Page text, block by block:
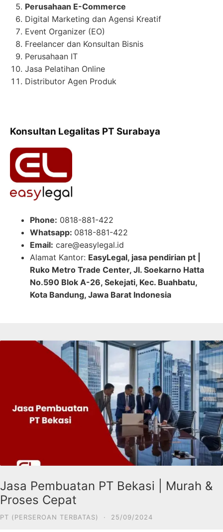
Perusahaan E-Commerce
Digital Marketing dan Agensi Kreatif
Event Organizer (EO)
Freelancer dan Konsultan Bisnis
Perusahaan IT
Jasa Pelatihan Online
Distributor Agen Produk
Konsultan Legalitas PT Surabaya
Phone: 0818-881-422
Whatsapp: 0818-881-422
Email: care@easylegal.id
Alamat Kantor: EasyLegal, jasa pendirian pt |
Ruko Metro Trade Center, Jl. Soekarno Hatta
No.590 Blok A-26, Sekejati, Kec. Buahbatu,
Kota Bandung, Jawa Barat Indonesia
Jasa Pembuatan PT Bekasi | Murah &
Proses Cepat
PT (PERSEROAN TERBATAS) · 25/09/2024